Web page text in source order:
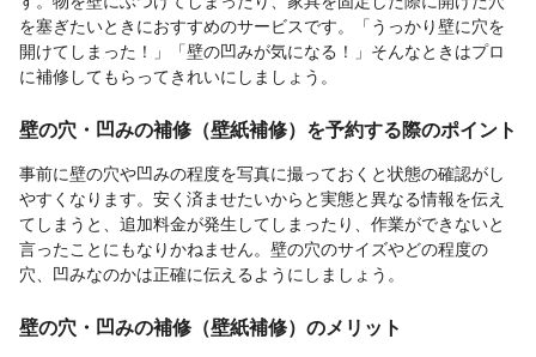
を塞ぎたいときにおすすめのサービスです。「うっかり壁に穴を
開けてしまった！」「壁の凹みが気になる！」そんなときはプロ
に補修してもらってきれいにしましょう。
壁の穴・凹みの補修（壁紙補修）を予約する際のポイント
事前に壁の穴や凹みの程度を写真に撮っておくと状態の確認がし
やすくなります。安く済ませたいからと実態と異なる情報を伝え
てしまうと、追加料金が発生してしまったり、作業ができないと
言ったことにもなりかねません。壁の穴のサイズやどの程度の
穴、凹みなのかは正確に伝えるようにしましょう。
壁の穴・凹みの補修（壁紙補修）のメリット